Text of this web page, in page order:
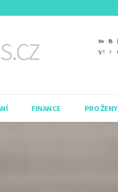
FINANCE PRO ŽENY